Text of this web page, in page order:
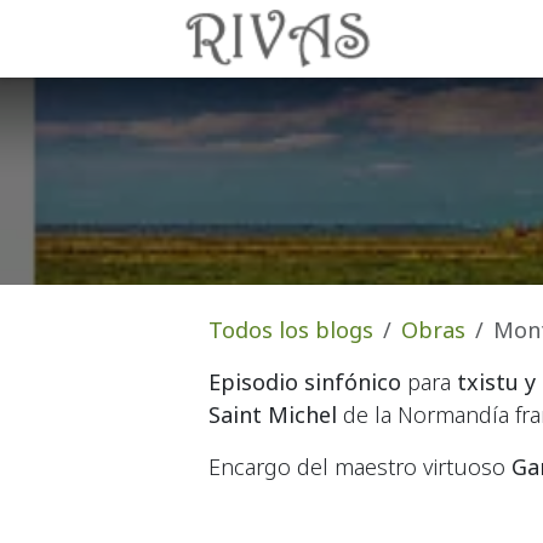
Todos los blogs Obras
Episodio sinfónico para txistu y
Saint Michel de la Normandía
Encargo del maestro virtuoso